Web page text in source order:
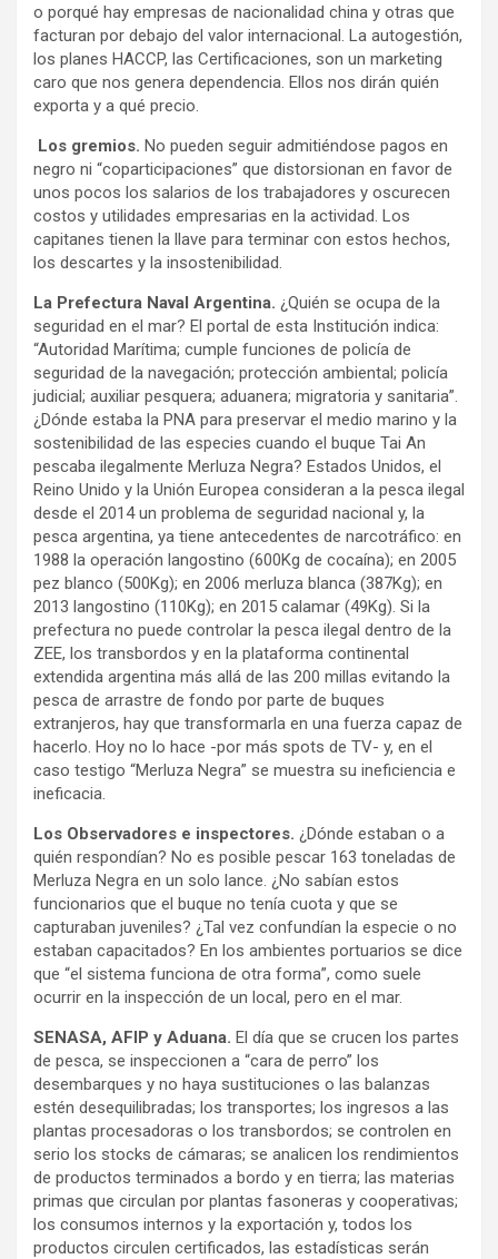
o porqué hay empresas de nacionalidad china y otras que
facturan por debajo del valor internacional. La autogestión,
los planes HACCP, las Certificaciones, son un marketing
caro que nos genera dependencia. Ellos nos dirán quién
exporta y a qué precio.
Los gremios. No pueden seguir admitiéndose pagos en
negro ni “coparticipaciones” que distorsionan en favor de
unos pocos los salarios de los trabajadores y oscurecen
costos y utilidades empresarias en la actividad. Los
capitanes tienen la llave para terminar con estos hechos,
los descartes y la insostenibilidad.
La Prefectura Naval Argentina. ¿Quién se ocupa de la
seguridad en el mar? El portal de esta Institución indica:
“Autoridad Marítima; cumple funciones de policía de
seguridad de la navegación; protección ambiental; policía
judicial; auxiliar pesquera; aduanera; migratoria y sanitaria”.
¿Dónde estaba la PNA para preservar el medio marino y la
sostenibilidad de las especies cuando el buque Tai An
pescaba ilegalmente Merluza Negra? Estados Unidos, el
Reino Unido y la Unión Europea consideran a la pesca ilegal
desde el 2014 un problema de seguridad nacional y, la
pesca argentina, ya tiene antecedentes de narcotráfico: en
1988 la operación langostino (600Kg de cocaína); en 2005
pez blanco (500Kg); en 2006 merluza blanca (387Kg); en
2013 langostino (110Kg); en 2015 calamar (49Kg). Si la
prefectura no puede controlar la pesca ilegal dentro de la
ZEE, los transbordos y en la plataforma continental
extendida argentina más allá de las 200 millas evitando la
pesca de arrastre de fondo por parte de buques
extranjeros, hay que transformarla en una fuerza capaz de
hacerlo. Hoy no lo hace -por más spots de TV- y, en el
caso testigo “Merluza Negra” se muestra su ineficiencia e
ineficacia.
Los Observadores e inspectores. ¿Dónde estaban o a
quién respondían? No es posible pescar 163 toneladas de
Merluza Negra en un solo lance. ¿No sabían estos
funcionarios que el buque no tenía cuota y que se
capturaban juveniles? ¿Tal vez confundían la especie o no
estaban capacitados? En los ambientes portuarios se dice
que “el sistema funciona de otra forma”, como suele
ocurrir en la inspección de un local, pero en el mar.
SENASA, AFIP y Aduana. El día que se crucen los partes
de pesca, se inspeccionen a “cara de perro” los
desembarques y no haya sustituciones o las balanzas
estén desequilibradas; los transportes; los ingresos a las
plantas procesadoras o los transbordos; se controlen en
serio los stocks de cámaras; se analicen los rendimientos
de productos terminados a bordo y en tierra; las materias
primas que circulan por plantas fasoneras y cooperativas;
los consumos internos y la exportación y, todos los
productos circulen certificados, las estadísticas serán